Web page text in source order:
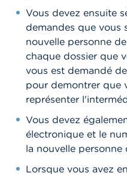
Vous devez ensuite
demandes que vous
nouvelle personne
chaque dossier que
vous est demandé
pour demontrer que
représenter
Vous devez
électronique et le
la nouvelle
Lorsque vous avez